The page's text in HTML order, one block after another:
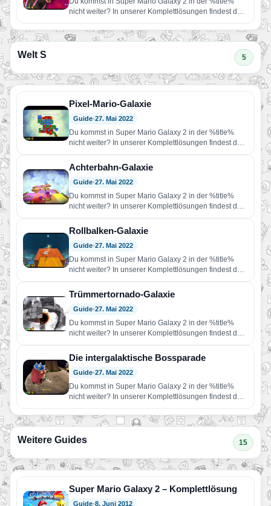
nicht weiter? In unserer Komplettlösungen findest du
Hilfe!…
Welt S 5
Pixel-Mario-Galaxie
Guide•27. Mai 2022
Du kommst in Super Mario Galaxy 2 in der %title%
nicht weiter? In unserer Komplettlösungen findest du
Hilfe!…
Achterbahn-Galaxie
Guide•27. Mai 2022
Du kommst in Super Mario Galaxy 2 in der %title%
nicht weiter? In unserer Komplettlösungen findest du
Hilfe!…
Rollbalken-Galaxie
Guide•27. Mai 2022
Du kommst in Super Mario Galaxy 2 in der %title%
nicht weiter? In unserer Komplettlösungen findest du
Hilfe!…
Trümmertornado-Galaxie
Guide•27. Mai 2022
Du kommst in Super Mario Galaxy 2 in der %title%
nicht weiter? In unserer Komplettlösungen findest du
Hilfe!…
Die intergalaktische Bossparade
Guide•27. Mai 2022
Du kommst in Super Mario Galaxy 2 in der %title%
nicht weiter? In unserer Komplettlösungen findest du
Hilfe!…
Weitere Guides 15
Super Mario Galaxy 2 – Komplettlösung
Guide•8. Juni 2012